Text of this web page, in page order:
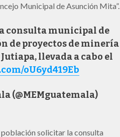
Municipal de Asunción Mita”.
consulta municipal de
de proyectos de minería
llevada a cabo el
oU6yd419Eb
(@MEMguatemala)
solicitar la consulta